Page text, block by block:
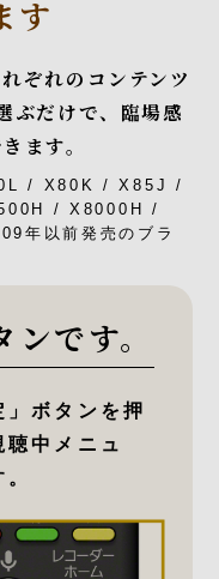
す
ぞれのコンテンツ
ぶだけで、臨場感
ます。
/ X80K / X85J /
/ X8000H /
年以前発売のブラ
です。
」ボタンを押
聴中メニュ